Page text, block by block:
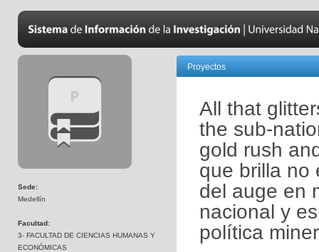
Sede:
Medellín
Facultad:
3- FACULTAD DE CIENCIAS HUMANAS Y
ECONÓMICAS
Proyectos
All that
the sub-
gold rush
que brilla no
del auge en
nacional y
política